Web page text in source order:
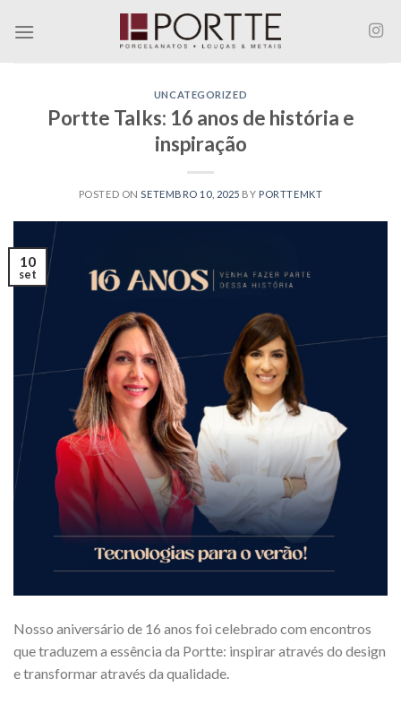
UNCATEGORIZED
Portte Talks: 16 anos de história e
inspiração
POSTED ON SETEMBRO 10, 2025 BY PORTTEMKT
10
set
Nosso aniversário de 16 anos foi celebrado com encontros
que traduzem a essência da Portte: inspirar através do design
e transformar através da qualidade.